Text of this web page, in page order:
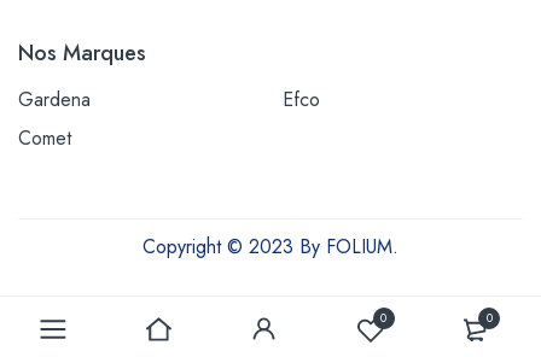
0 0
Nos Marques
Gardena
Efco
Comet
Copyright © 2023 By FOLIUM.
Outils et équipements pour une vie plus verte